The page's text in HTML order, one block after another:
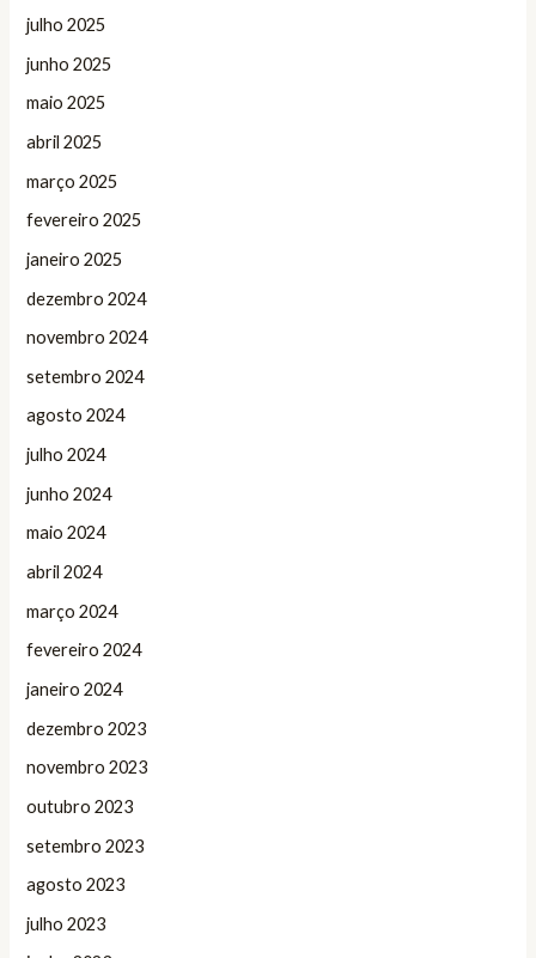
julho 2025
junho 2025
maio 2025
abril 2025
março 2025
fevereiro 2025
janeiro 2025
dezembro 2024
novembro 2024
setembro 2024
agosto 2024
julho 2024
junho 2024
maio 2024
abril 2024
março 2024
fevereiro 2024
janeiro 2024
dezembro 2023
novembro 2023
outubro 2023
setembro 2023
agosto 2023
julho 2023